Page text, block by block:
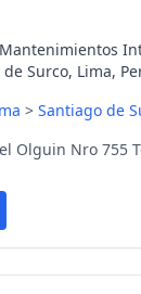
Surco, Lima,
> Santiago de
Olguin Nro 755